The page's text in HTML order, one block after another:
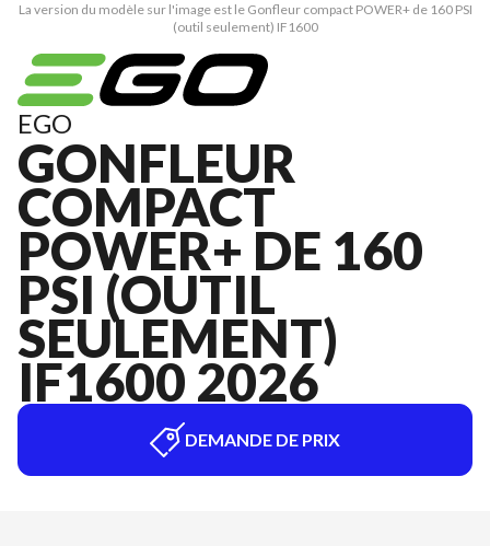
La version du modèle sur l'image est le Gonfleur compact POWER+ de 160 PSI
(outil seulement) IF1600
EGO
GONFLEUR
COMPACT
POWER+ DE 160
PSI (OUTIL
SEULEMENT)
IF1600 2026
DEMANDE DE PRIX